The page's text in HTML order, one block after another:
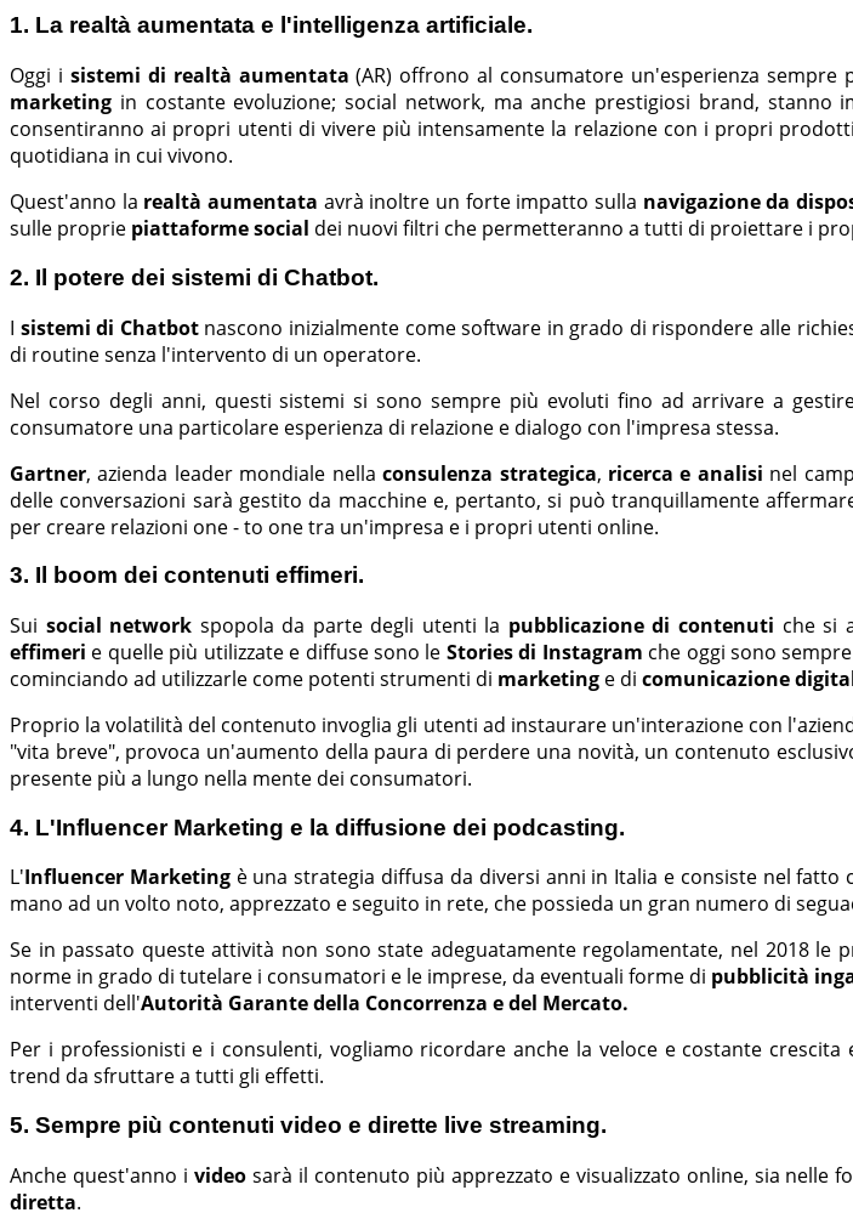
1. La realtà aumentata e l'intelligenza artificiale.
Oggi i sistemi di realtà aumentata (AR) offrono al consumatore un'esperienza
marketing in costante evoluzione; social network, ma anche prestigiosi brand, stanno
consentiranno ai propri utenti di vivere più intensamente la relazione con i propri
quotidiana in cui vivono.
Quest'anno la realtà aumentata avrà inoltre un forte impatto sulla navigazione da
sulle proprie piattaforme social dei nuovi filtri che permetteranno a tutti di proiettare i
2. Il potere dei sistemi di Chatbot.
I sistemi di Chatbotnascono inizialmente come software in grado di rispondere alle
di routine senza l'intervento di un operatore.
Nel corso degli anni, questi sistemi si sono sempre più evoluti fino ad arrivare a
consumatore una particolare esperienza di relazione e dialogo con l'impresa stessa.
Gartner, azienda leader mondiale nellaconsulenza strategica, ricerca e analisi nel
delle conversazioni sarà gestito da macchine e, pertanto, si può tranquillamente
per creare relazioni one - to one tra un'impresa e i propri utenti online.
3. Il boom dei contenuti effimeri.
Sui social network spopola da parte degli utenti la pubblicazione di contenuti che si
effimeri e quelle più utilizzate e diffuse sono le Stories di Instagram che oggi sono
cominciando ad utilizzarle come potenti strumenti di marketing e di comunicazione
Proprio la volatilità del contenuto invoglia gli utenti ad instaurare un'interazione con
"vita breve", provoca un'aumento della paura di perdere una novità, un contenuto
presente più a lungo nella mente dei consumatori.
4. L'Influencer Marketing e la diffusione dei podcasting.
L'Influencer Marketingè una strategia diffusa da diversi anni in Italia e consiste nel fatto
mano ad un volto noto, apprezzato e seguito in rete, che possieda un gran numero di
Se in passato queste attività non sono state adeguatamente regolamentate, nel 2018 le
norme in grado di tutelare i consumatori e le imprese, da eventuali forme di pubblicità
interventi dell'Autorità Garante della Concorrenza e del Mercato.
Per i professionisti e i consulenti, vogliamo ricordare anche la veloce e costante
trend da sfruttare a tutti gli effetti.
5. Sempre più contenuti video e dirette live streaming.
Anche quest'anno i videosarà il contenuto più apprezzato e visualizzato online, sia nelle
diretta.